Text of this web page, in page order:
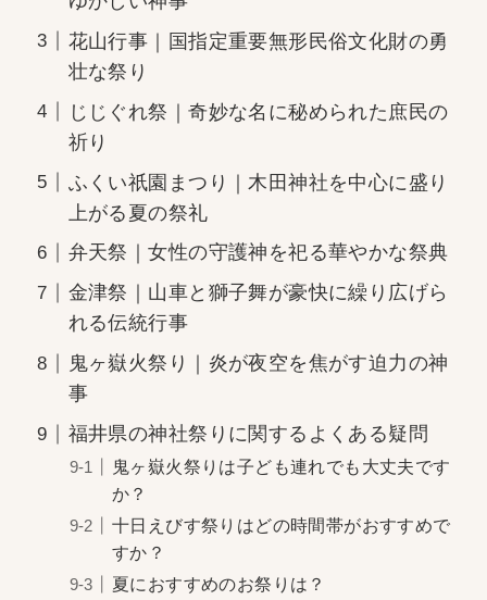
花山行事｜国指定重要無形民俗文化財の勇
壮な祭り
じじぐれ祭｜奇妙な名に秘められた庶民の
祈り
ふくい祇園まつり｜木田神社を中心に盛り
上がる夏の祭礼
弁天祭｜女性の守護神を祀る華やかな祭典
金津祭｜山車と獅子舞が豪快に繰り広げら
れる伝統行事
鬼ヶ嶽火祭り｜炎が夜空を焦がす迫力の神
事
福井県の神社祭りに関するよくある疑問
鬼ヶ嶽火祭りは子ども連れでも大丈夫です
か？
十日えびす祭りはどの時間帯がおすすめで
すか？
夏におすすめのお祭りは？